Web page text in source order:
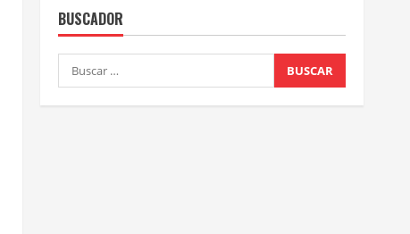
BUSCADOR
Buscar: